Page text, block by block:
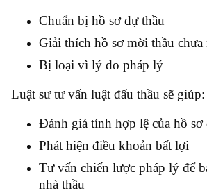
Chuẩn bị hồ sơ dự thầu
Giải thích hồ sơ mời thầu chưa
Bị loại vì lý do pháp lý
Luật sư tư vấn luật đấu thầu sẽ giúp:
Đánh giá tính hợp lệ của hồ sơ
Phát hiện điều khoản bất lợi
Tư vấn chiến lược pháp lý để
nhà thầu